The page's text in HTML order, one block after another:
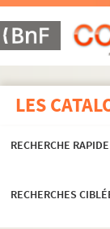
LES
RECHERCHE RAPIDE
RECHERCHES